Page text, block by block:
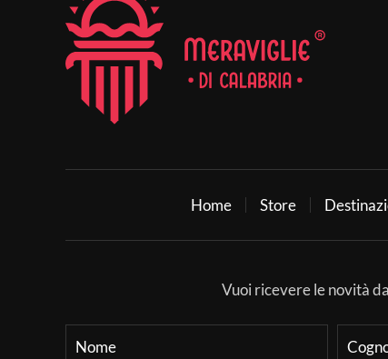
Home Store
Vuoi ricevere le novità